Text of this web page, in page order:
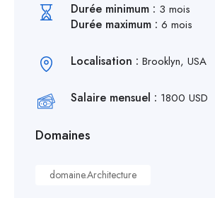
Durée minimum : 3 mois
Durée maximum : 6 mois
Localisation : Brooklyn, USA
Salaire mensuel : 1800 USD
Domaines
domaine.Architecture